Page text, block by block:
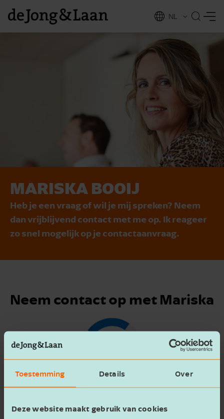
Toestemming Details Over
Deze website maakt gebruik van cookies
NL
MARISKA BOOIJ
Heb je een vraag of wil je mij spreken? Neem
dan vrijblijvend contact met me op. Ik reageer
zo snel mogelijk op je contactaanvraag.
Neem contact op met Mariska